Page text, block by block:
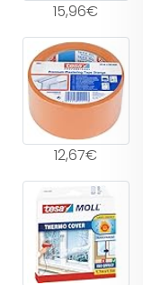
15,96€
12,67€